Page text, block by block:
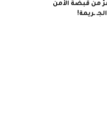
من قبضة الأمن
ـريمة!